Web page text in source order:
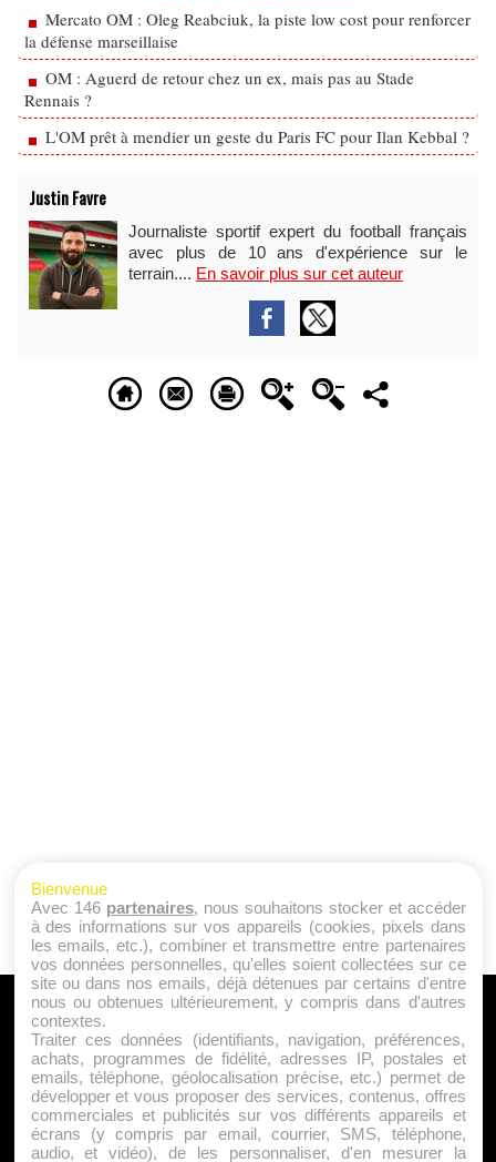
Mercato OM : Oleg Reabciuk, la piste low cost pour renforcer
la défense marseillaise
OM : Aguerd de retour chez un ex, mais pas au Stade
Rennais ?
L'OM prêt à mendier un geste du Paris FC pour Ilan Kebbal ?
Justin Favre
Journaliste sportif expert du football français
avec plus de 10 ans d'expérience sur le
terrain.... En savoir plus sur cet auteur
A PROPOS
Qui sommes nous ?
Mentions Légales
Publicité
Politique de Cookies
Bienvenue
Avec 146 partenaires, nous souhaitons stocker et accéder
à des informations sur vos appareils (cookies, pixels dans
les emails, etc.), combiner et transmettre entre partenaires
vos données personnelles, qu'elles soient collectées sur ce
site ou dans nos emails, déjà détenues par certains d'entre
nous ou obtenues ultérieurement, y compris dans d'autres
contextes.
Traiter ces données (identifiants, navigation, préférences,
achats, programmes de fidélité, adresses IP, postales et
emails, téléphone, géolocalisation précise, etc.) permet de
développer et vous proposer des services, contenus, offres
commerciales et publicités sur vos différents appareils et
écrans (y compris par email, courrier, SMS, téléphone,
audio, et vidéo), de les personnaliser, d'en mesurer la